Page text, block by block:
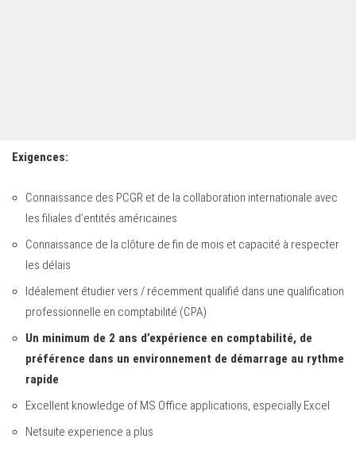
Exigences:
Connaissance des PCGR et de la collaboration internationale avec
les filiales d’entités américaines
Connaissance de la clôture de fin de mois et capacité à respecter
les délais
Idéalement étudier vers / récemment qualifié dans une qualification
professionnelle en comptabilité (CPA)
Un minimum de 2 ans d’expérience en comptabilité, de
préférence dans un environnement de démarrage au rythme
rapide
Excellent knowledge of MS Office applications, especially Excel
Netsuite experience a plus